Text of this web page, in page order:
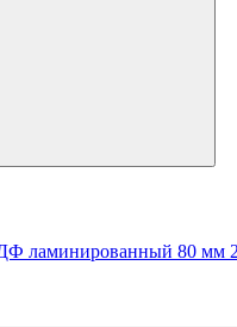
ламинированный 80 мм